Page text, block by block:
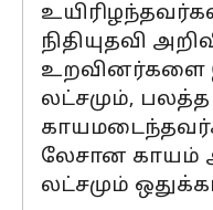
நிதியுதவி
உறவினர்களை
லட்சமும், பலத்த
லேசான காயம்
லட்சமும்